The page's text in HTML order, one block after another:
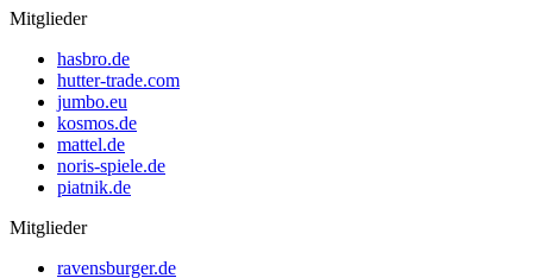
Mitglieder
hasbro.de
hutter-trade.com
jumbo.eu
kosmos.de
mattel.de
noris-spiele.de
piatnik.de
Mitglieder
ravensburger.de